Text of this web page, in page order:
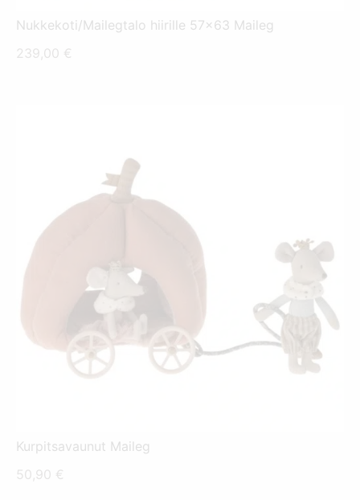
Nukkekoti/Mailegtalo hiirille 57x63 Maileg
239,00 €
Kurpitsavaunut Maileg
50,90 €